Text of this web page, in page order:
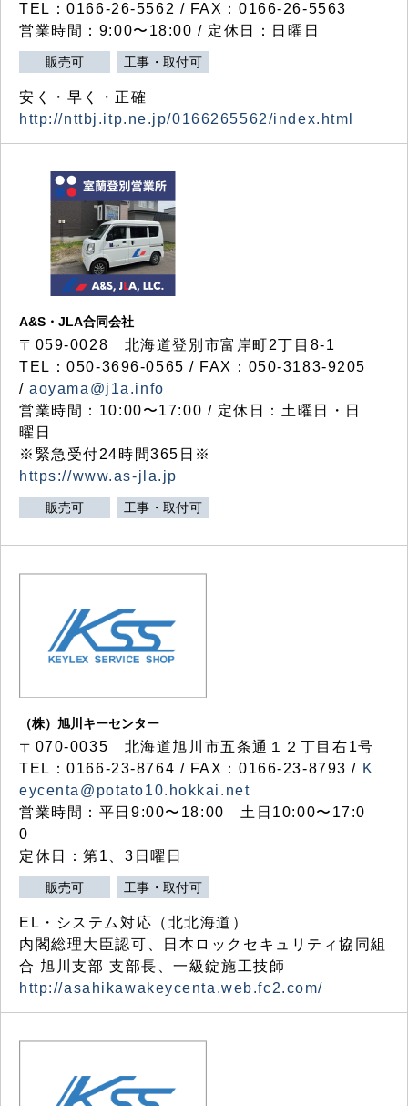
TEL：0166-26-5562 / FAX：0166-26-5563
営業時間：9:00〜18:00 / 定休日：日曜日
販売可 工事・取付可
安く・早く・正確
http://nttbj.itp.ne.jp/0166265562/index.html
A&S・JLA合同会社
〒 059-0028 北海道登別市富岸町2丁目 8-1
TEL：050-3696-0565 / FAX：050-3183-9205
/aoyama@j1a.info
営業時間：10:00〜17:00 / 定休日：土曜日・日
曜日
※緊急受付24時間365日※
https://www.as-jla.jp
販売可 工事・取付可
（株）旭川キーセンター
〒070-0035 北海道旭川市五条通１２丁目右1号
TEL：0166-23-8764 / FAX：0166-23-8793 / K
eycenta@potato10.hokkai.net
営業時間：平日9:00〜18:00 土日10:00〜17:0
0
定休日：第1、3日曜日
販売可 工事・取付可
EL・システム対応（北北海道）
内閣総理大臣認可、日本ロックセキュリティ協同組
合 旭川支部 支部長、一級錠施工技師
http://asahikawakeycenta.web.fc2.com/